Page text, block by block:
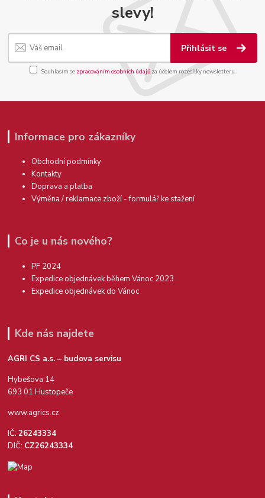
slevy!
Přihlásit se
Souhlasím se zpracováním osobních údajůza účelem rozesílky newsletteru.
Informace pro zákazníky
Obchodní podmínky
Kontakty
Doprava a platba
Výměna / reklamace zboží - formulář ke stažení
Co je u nás nového?
PF 2024
Expedice objednávek během Vánoc 2023
Expedice objednávek do Vánoc
Kde nás najdete
AGRI CS a.s. – budova servisu
Hybešova 14
693 01 Hustopeče
www.agrics.cz
IČ:26243334
DIČ: CZ26243334